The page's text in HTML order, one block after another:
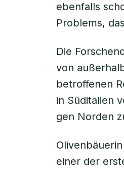
ebenfalls
Problems,
Die
von
betroffenen
in Süditalien
gen Norden
einer der